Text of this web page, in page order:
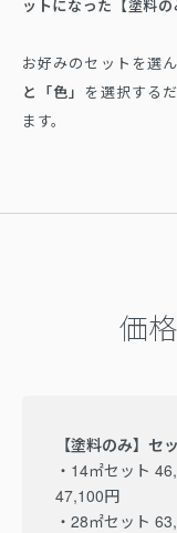
ットになった【塗料
お好みのセットを選
と「色」 を選択する
ます。
価
【塗料のみ】セ
・14㎡セット
47,100円
・28㎡セット